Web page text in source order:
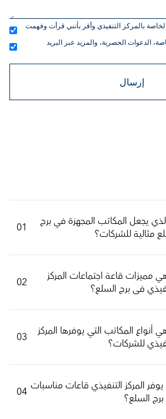
بالمركز التنفيذي وأقر بأنني قرأت وفهمت
إرسال
01 مثالية للشركات؟
02 في برج السلع؟
03 للشركات؟
04 السلع؟